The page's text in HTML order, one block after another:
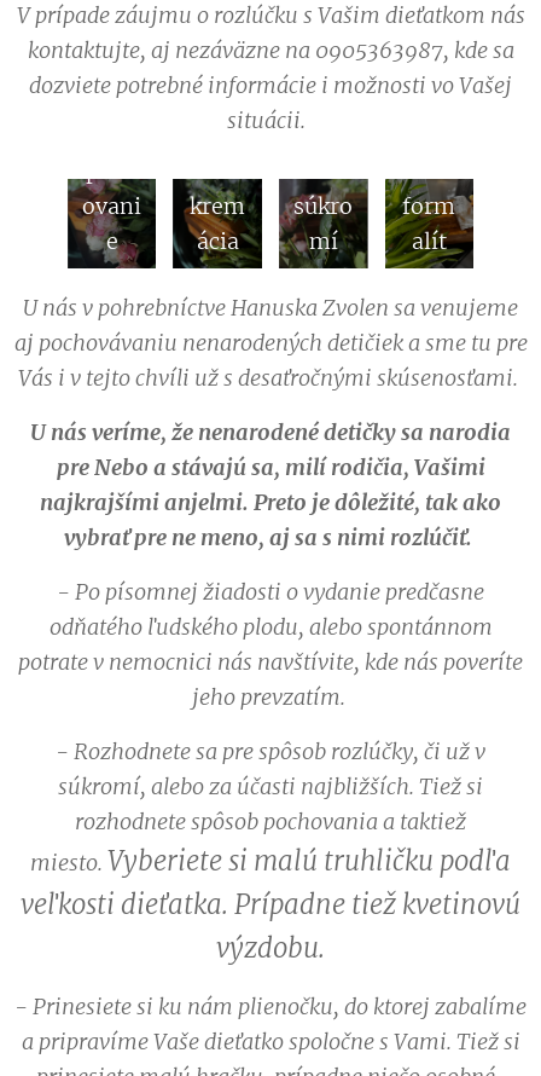
V prípade záujmu o rozlúčku s Vašim dieťatkom nás
kontaktujte, aj nezáväzne na 0905363987, kde sa
dozviete potrebné informácie i možnosti vo Vašej
situácii.
ovani
e
krem
ácia
rozlú
súkro
mí
form
alít
U nás v pohrebníctve Hanuska Zvolen sa venujeme
aj pochovávaniu nenarodených detičiek a sme tu pre
Vás i v tejto chvíli už s desaťročnými skúsenosťami.
U nás veríme, že nenarodené detičky sa narodia
pre Nebo a stávajú sa, milí rodičia, Vašimi
najkrajšími anjelmi. Preto je dôležité, tak ako
vybrať pre ne meno, aj sa s nimi rozlúčiť.
- Po písomnej žiadosti o vydanie predčasne
odňatého ľudského plodu, alebo spontánnom
potrate v nemocnici nás navštívite, kde nás poveríte
jeho prevzatím.
- Rozhodnete sa pre spôsob rozlúčky, či už v
súkromí, alebo za účasti najbližších. Tiež si
rozhodnete spôsob pochovania a taktiež
miesto. Vyberiete si malú truhličku podľa
veľkosti dieťatka. Prípadne tiež kvetinovú
výzdobu.
- Prinesiete si ku nám plienočku, do ktorej zabalíme
a pripravíme Vaše dieťatko spoločne s Vami. Tiež si